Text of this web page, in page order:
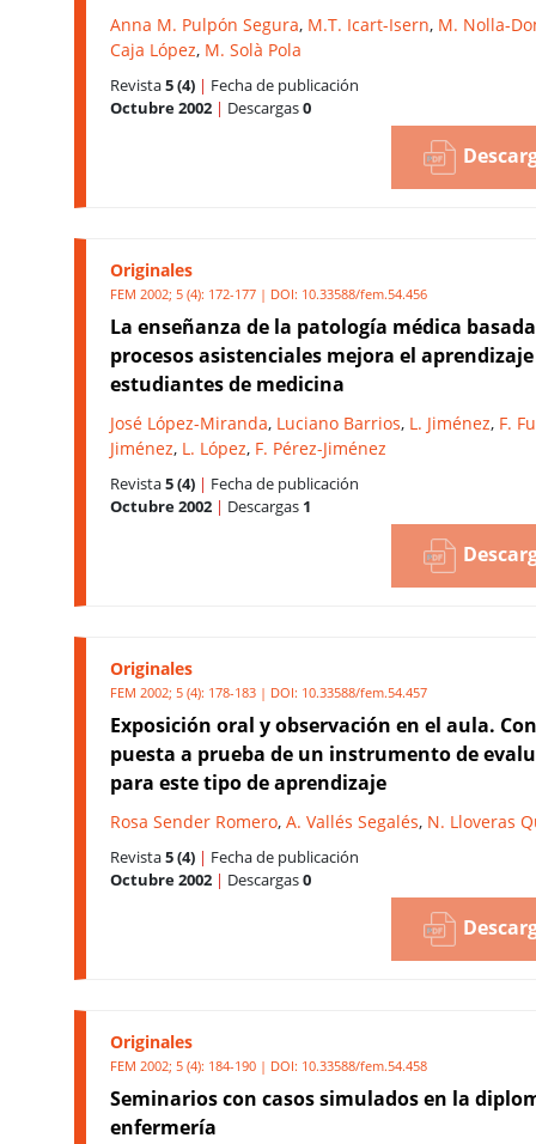
Anna M. Pulpón Segura, M.T. Icart-Isern, M. Nolla-
Caja López, M. Solà Pola
Revista5 (4) | Fecha de publicación
Octubre 2002 | Descargas0
Originales
FEM 2002; 5 (4): 172-177 | DOI: 10.33588/fem.54.456
La enseñanza de la patología médica
procesos asistenciales mejora el
estudiantes de medicina
José López-Miranda, Luciano Barrios, L. Jiménez, F.
Jiménez, L. López, F. Pérez-Jiménez
Revista5 (4) | Fecha de publicación
Octubre 2002 | Descargas 1
Originales
FEM 2002; 5 (4): 178-183 | DOI: 10.33588/fem.54.457
Exposición oral y observación en el aula.
puesta a prueba de un instrumento de
para este tipo de aprendizaje
Rosa Sender Romero, A. Vallés Segalés, N. Lloveras
Revista5 (4) | Fecha de publicación
Octubre 2002 | Descargas0
Originales
FEM 2002; 5 (4): 184-190 | DOI: 10.33588/fem.54.458
Seminarios con casos simulados en la
enfermería